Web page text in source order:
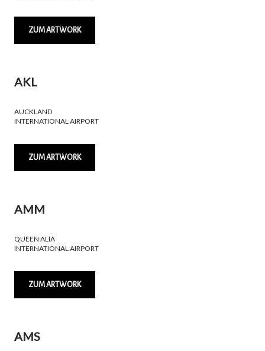
ZUM ARTWORK
AKL
AUCKLAND
INTERNATIONAL AIRPORT
ZUM ARTWORK
AMM
QUEEN ALIA
INTERNATIONAL AIRPORT
ZUM ARTWORK
AMS